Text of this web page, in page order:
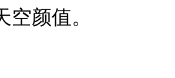
空颜值。